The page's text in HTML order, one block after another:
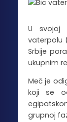
U svojoj
vaterpolu
Srbije
ukupnim
Meč je
koji se
grupnoj